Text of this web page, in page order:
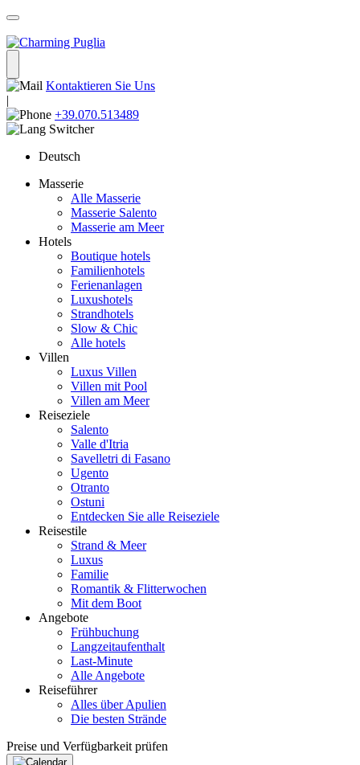
Kontaktieren Sie Uns
|
+39.070.513489
Deutsch
Masserie
Alle Masserie
Masserie Salento
Masserie am Meer
Hotels
Boutique hotels
Familienhotels
Ferienanlagen
Luxushotels
Strandhotels
Slow & Chic
Alle hotels
Villen
Luxus Villen
Villen mit Pool
Villen am Meer
Reiseziele
Salento
Valle d'Itria
Savelletri di Fasano
Ugento
Otranto
Ostuni
Entdecken Sie alle Reiseziele
Reisestile
Strand & Meer
Luxus
Familie
Romantik & Flitterwochen
Mit dem Boot
Angebote
Frühbuchung
Langzeitaufenthalt
Last-Minute
Alle Angebote
Reiseführer
Alles über Apulien
Die besten Strände
Preise und Verfügbarkeit prüfen